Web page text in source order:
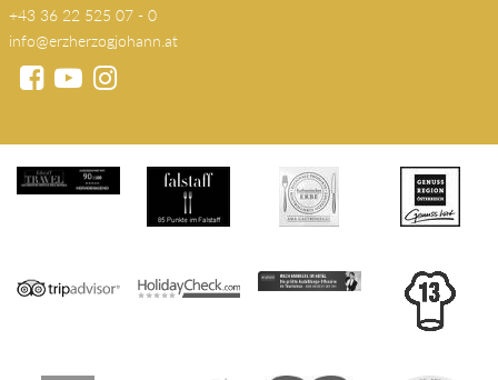
+43 36 22 525 07 - 0
info@erzherzogjohann.at